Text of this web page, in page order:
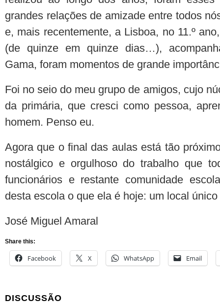
grandes relações de amizade entre todos
e, mais recentemente, a Lisboa, no 11.º
(de quinze em quinze dias…),
Gama, foram momentos de grande
Foi no seio do meu grupo de amigos, cujo
da primária, que cresci como pessoa,
homem. Penso eu.
Agora que o final das aulas está tão
nostálgico e orgulhoso do trabalho que
funcionários e restante comunidade
desta escola o que ela é hoje: um local
José Miguel Amaral
Share this:
Facebook X WhatsApp Email
DISCUSSÃO